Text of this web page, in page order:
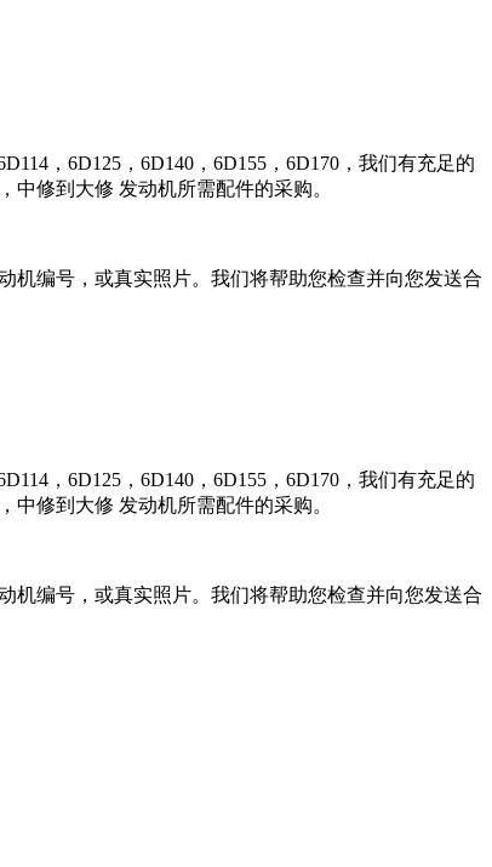
，6D125，6D140，6D155，6D170，我们有充足的
修到大修 发动机所需配件的采购。
机编号，或真实照片。我们将帮助您检查并向您发送合
，6D125，6D140，6D155，6D170，我们有充足的
修到大修 发动机所需配件的采购。
机编号，或真实照片。我们将帮助您检查并向您发送合